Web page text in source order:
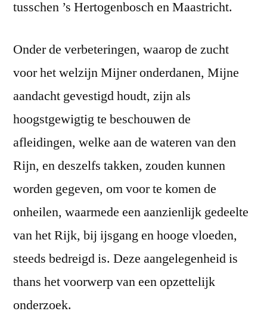
tusschen ’s Hertogenbosch en Maastricht.
Onder de verbeteringen, waarop de zucht
voor het welzijn Mijner onderdanen, Mijne
aandacht gevestigd houdt, zijn als
hoogstgewigtig te beschouwen de
afleidingen, welke aan de wateren van den
Rijn, en deszelfs takken, zouden kunnen
worden gegeven, om voor te komen de
onheilen, waarmede een aanzienlijk gedeelte
van het Rijk, bij ijsgang en hooge vloeden,
steeds bedreigd is. Deze aangelegenheid is
thans het voorwerp van een opzettelijk
onderzoek.